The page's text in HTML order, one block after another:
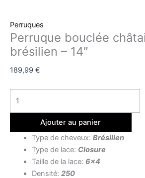
Perruques
Perruque bouclée
brésilien – 14″
189,99 €
Ajouter au panier
Type de cheveux: Brésilien
Type de lace: Closure
Taille de la lace: 6×4
Densité: 250